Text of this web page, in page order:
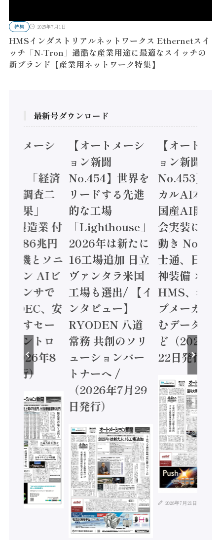
特集 2025年7月1日
HMSインダストリアルネットワークス Ethernetスイ
ッチ「N-Tron」過酷な産業用途に最適なスイッチの
新ブランド【産業用ネットワーク特集】
最新号ダウンロード
トメーシ
】「経済
態調査二
結果」
年製造業 付
額86兆円
電機とソニ
コン AIビ
センサで
/ IDEC、安
かすセー
コントロ
2026年8
発行）
【オートメーシ
ョン新聞
No.454】世界を
リードする先進
的な工場
「Lighthouse」
2026年は新たに
16工場追加 日立
ヴァンタラ米国
工場も選出/ 【イ
ンタビュー】
RYODEN 八道
常務 共創のソリ
ューションパー
トナーへ /
（2026年7月29
日発行）
【オートメ
ョン新聞
No.453】フ
カルAI本格
国産AI開発
会実装に活
動き
士通、日立
神装備 ×
HMS、老舗
プメーカー
むデータ活
ど（2026年
22日発行）
2026年7月21日